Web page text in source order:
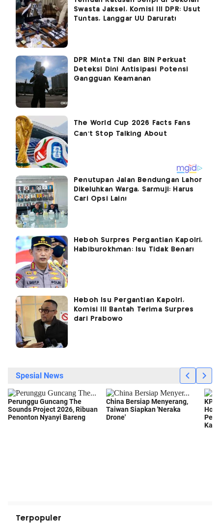
Swasta Jaksel, Komisi III DPR: Usut
Tuntas, Langgar UU Darurat!
DPR Minta TNI dan BIN Perkuat
Deteksi Dini Antisipasi Potensi
Gangguan Keamanan
Penutupan Jalan Bendungan Lahor
Dikeluhkan Warga, Sarmuji: Harus
Cari Opsi Lain!
Heboh Surpres Pergantian Kapolri,
Habiburokhman: Isu Tidak Benar!
Heboh Isu Pergantian Kapolri,
Komisi III Bantah Terima Surpres
dari Prabowo
Terpopuler